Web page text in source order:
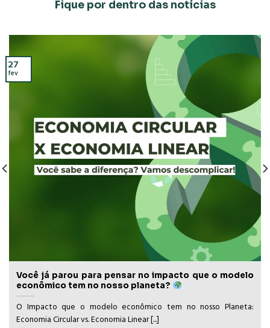
Fique por dentro das notícias
Você já parou para pensar no impacto que o modelo
econômico tem no nosso planeta?
O Impacto que o modelo econômico tem no nosso Planeta:
Economia Circular vs. Economia Linear [...]
27
fev